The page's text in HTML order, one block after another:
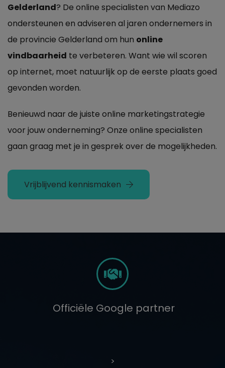
Gelderland? De online specialisten van Mediazo
ondersteunen en adviseren al jaren ondernemers in
de provincie Gelderland om hun online
vindbaarheid te verbeteren. Want wie wil scoren
op internet, moet natuurlijk op de eerste plaats goed
gevonden worden.
Benieuwd naar de juiste online marketingstrategie
voor jouw onderneming? Onze online specialisten
gaan graag met je in gesprek over de mogelijkheden.
Vrijblijvend kennismaken
Officiële Google partner
>